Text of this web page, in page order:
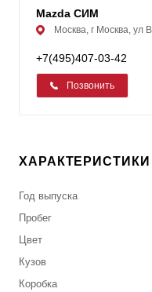
Mazda СИМ
Москва, г Москва, ул
+7(495)407-03-42
Позвонить
ХАРАКТЕРИСТИКИ
Год выпуска
Пробег
Цвет
Кузов
Коробка